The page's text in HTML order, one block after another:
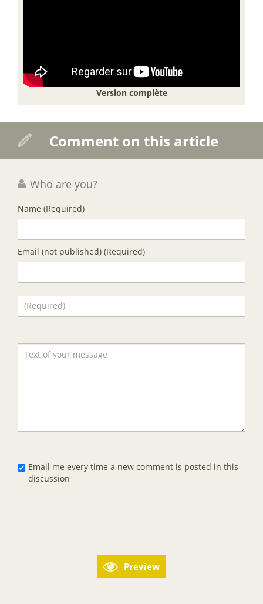
Version complète
Comment on this article
Who are you?
Name (Required)
Email (not published) (Required)
Email me every time a new comment is posted in this
discussion
Preview